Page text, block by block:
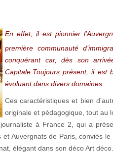
En effet, il est pionnier
première communauté
conquérant car, dès son
Capitale.Toujours présent, il est
évoluant dans divers domaines.
Ces caractéristiques et bien
originale et pédagogique, tout au
à France 2, qui a
Auvergnats de Paris, conviés
élégant dans son déco Art déco.